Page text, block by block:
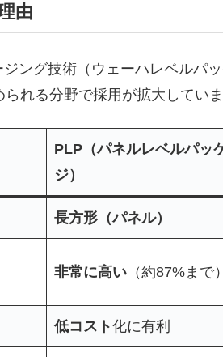
由
ング技術（ウェーハレベルパ
れる分野で採用が拡大していま
PLP（パネルレベルパッ
ジ）
長方形（パネル）
非常に高い （約87%まで）
低コスト化に有利